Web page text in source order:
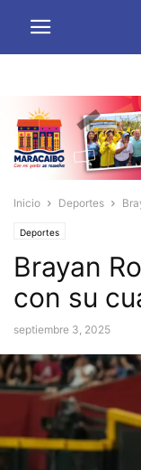
Inicio Deportes
Deportes
Brayan
con su
septiembre 3, 2025